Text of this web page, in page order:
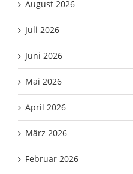
August 2026
Juli 2026
Juni 2026
Mai 2026
April 2026
März 2026
Februar 2026